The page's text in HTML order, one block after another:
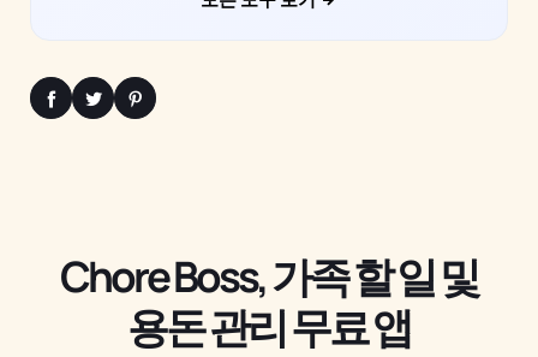
Chore Boss, 가족 할 일 및
용돈 관리 무료 앱